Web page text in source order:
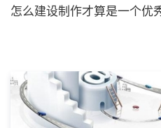
怎么建设制作才算是一个优